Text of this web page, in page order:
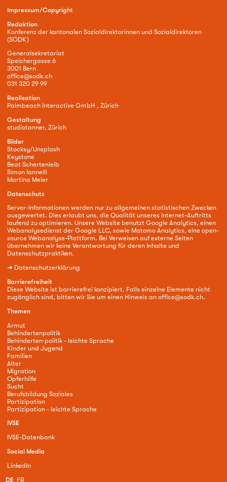
Impressum/Copyright
Redaktion
Konferenz der kantonalen Sozialdirektorinnen und Sozialdirektoren
(SODK)
Generalsekretariat
Speichergasse 6
3001 Bern
office@sodk.ch
031 320 29 99
Realisation
Palmbeach Interactive GmbH , Zürich
Gestaltung
studiotanner, Zürich
Bilder
Stocksy/Unsplash
Keystone
Beat Schertenleib
Simon Iannelli
Martina Meier
Datenschutz
Server-Informationen werden nur zu allgemeinen statistischen Zwecken
ausgewertet. Dies erlaubt uns, die Qualität unseres Internet-Auftritts
laufend zu optimieren. Unsere Website benutzt Google Analytics, einen
Webanalysedienst der Google LLC, sowie Matomo Analytics, eine open-
source Webanalyse-Plattform. Bei Verweisen auf externe Seiten
übernehmen wir keine Verantwortung für deren Inhalte und
Datenschutzpraktiken.
➜ Datenschutzerklärung
Barrierefreiheit
Diese Website ist barrierefrei konzipiert. Falls einzelne Elemente nicht
zugänglich sind, bitten wir Sie um einen Hinweis an office@sodk.ch.
Themen
Armut
Behindertenpolitik
Behinderten·politik - leichte Sprache
Kinder und Jugend
Familien
Alter
Migration
Opferhilfe
Sucht
Berufsbildung Soziales
Partizipation
Partizipation - leichte Sprache
IVSE
IVSE-Datenbank
Social Media
LinkedIn
DE FR